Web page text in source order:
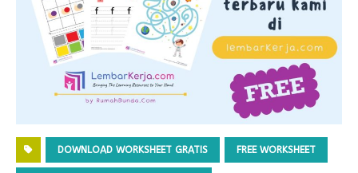
DOWNLOAD WORKSHEET GRATIS FREE WORKSHEET